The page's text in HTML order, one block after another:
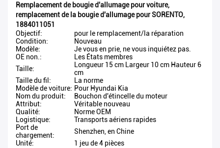
Remplacement de bougie d'allumage pour voiture,
remplacement de la bougie d'allumage pour SORENTO,
1884011051
Objectif:
pour le remplacement/la réparation
Condition:
Nouveau
Modèle:
Je vous en prie, ne vous inquiétez pas.
OE non.:
Les États membres
Taille:
Longueur 15 cm Largeur 10 cm Hauteur 6
cm
Taille du fil:
La norme
Modèle de voiture: Pour Hyundai Kia
Nom du produit:
Bouchon d'étincelle du moteur
Attribut:
Véritable nouveau
Qualité:
Norme OEM
Logistique:
Transports aériens rapides
Port de
chargement:
Shenzhen, en Chine
Unité:
1 jeu de 4 pièces